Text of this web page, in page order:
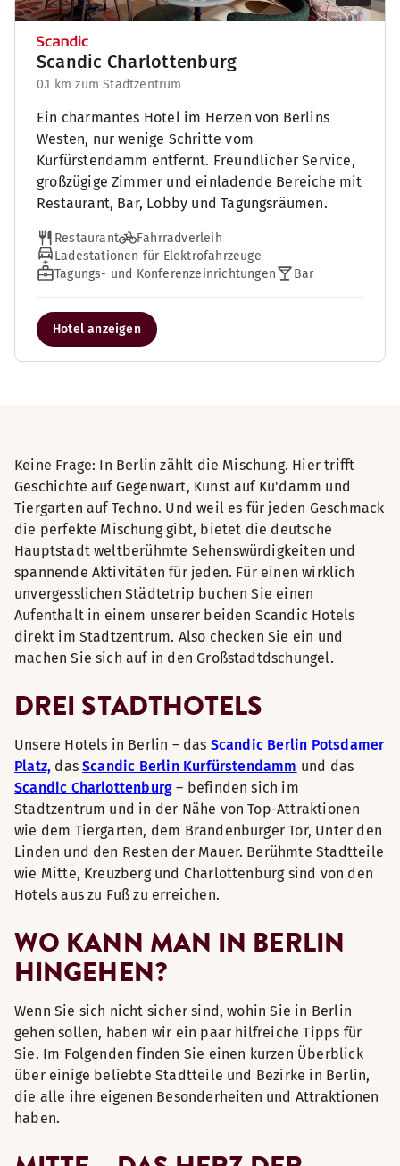
Scandic Charlottenburg
0.1 km zum Stadtzentrum
Ein charmantes Hotel im Herzen von Berlins
Westen, nur wenige Schritte vom
Kurfürstendamm entfernt. Freundlicher Service,
großzügige Zimmer und einladende Bereiche mit
Restaurant, Bar, Lobby und Tagungsräumen.
Restaurant
Fahrradverleih
Ladestationen für Elektrofahrzeuge
Tagungs- und Konferenzeinrichtungen
Bar
Hotel anzeigen
Keine Frage: In Berlin zählt die Mischung. Hier trifft
Geschichte auf Gegenwart, Kunst auf Ku'damm und
Tiergarten auf Techno. Und weil es für jeden Geschmack
die perfekte Mischung gibt, bietet die deutsche
Hauptstadt weltberühmte Sehenswürdigkeiten und
spannende Aktivitäten für jeden. Für einen wirklich
unvergesslichen Städtetrip buchen Sie einen
Aufenthalt in einem unserer beiden Scandic Hotels
direkt im Stadtzentrum. Also checken Sie ein und
machen Sie sich auf in den Großstadtdschungel.
DREI STADTHOTELS
Unsere Hotels in Berlin – das Scandic Berlin Potsdamer
Platz, dasScandic Berlin Kurfürstendamm und das
Scandic Charlottenburg – befinden sich im
Stadtzentrum und in der Nähe von Top-Attraktionen
wie dem Tiergarten, dem Brandenburger Tor, Unter den
Linden und den Resten der Mauer. Berühmte Stadtteile
wie Mitte, Kreuzberg und Charlottenburg sind von den
Hotels aus zu Fuß zu erreichen.
WO KANN MAN IN BERLIN
HINGEHEN?
Wenn Sie sich nicht sicher sind, wohin Sie in Berlin
gehen sollen, haben wir ein paar hilfreiche Tipps für
Sie. Im Folgenden finden Sie einen kurzen Überblick
über einige beliebte Stadtteile und Bezirke in Berlin,
die alle ihre eigenen Besonderheiten und Attraktionen
haben.